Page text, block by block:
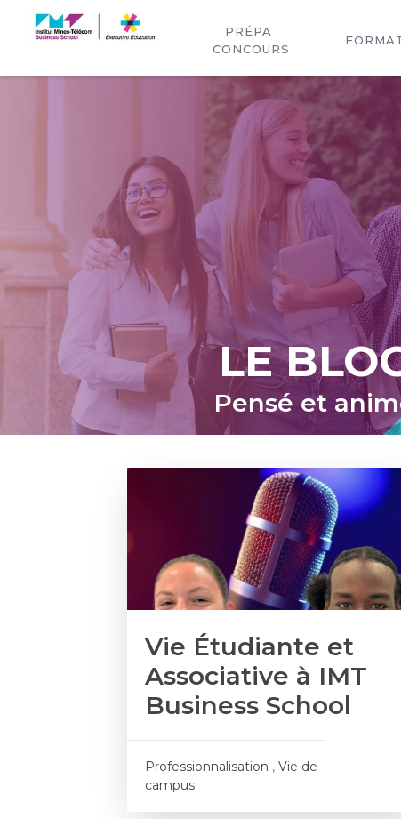
PRÉPA
CONCOURS
LE
Pensé et
Vie Étudiante et
Associative à IMT
Business School
Professionnalisation , Vie de
campus